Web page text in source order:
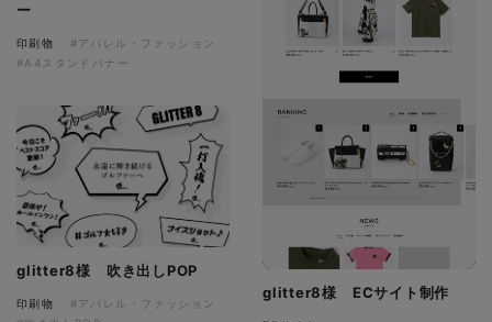
glitter8様 ECサイト制作
ー
印刷物
#アパレル・ファッション
#A4スタンドバナー
glitter8様 吹き出しPOP
印刷物
#アパレル・ファッション